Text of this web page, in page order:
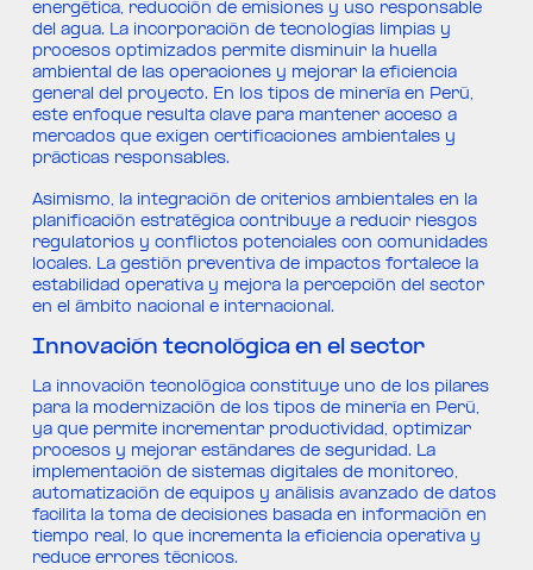
energética, reducción de emisiones y uso responsable
del agua. La incorporación de tecnologías limpias y
procesos optimizados permite disminuir la huella
ambiental de las operaciones y mejorar la eficiencia
general del proyecto. En los tipos de minería en Perú,
este enfoque resulta clave para mantener acceso a
mercados que exigen certificaciones ambientales y
prácticas responsables.
Asimismo, la integración de criterios ambientales en la
planificación estratégica contribuye a reducir riesgos
regulatorios y conflictos potenciales con comunidades
locales. La gestión preventiva de impactos fortalece la
estabilidad operativa y mejora la percepción del sector
en el ámbito nacional e internacional.
Innovación tecnológica en el sector
La innovación tecnológica constituye uno de los pilares
para la modernización de los tipos de minería en Perú,
ya que permite incrementar productividad, optimizar
procesos y mejorar estándares de seguridad. La
implementación de sistemas digitales de monitoreo,
automatización de equipos y análisis avanzado de datos
facilita la toma de decisiones basada en información en
tiempo real, lo que incrementa la eficiencia operativa y
reduce errores técnicos.